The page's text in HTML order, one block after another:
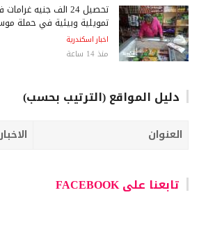
تحصيل 24 ألف جنيه
تمويلية وبيئية في حملة
اخبار اسكندرية
منذ 14 ساعة
دليل المواقع (الترتيب بحسب)
العنوان الاخبار
تابعنا على FACEBOOK